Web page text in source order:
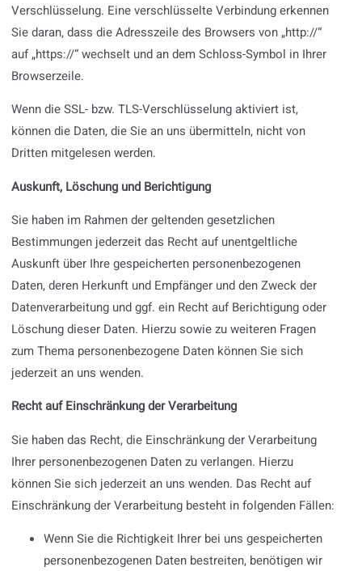
Verschlüsselung. Eine verschlüsselte Verbindung erkennen
Sie daran, dass die Adresszeile des Browsers von „http://“
auf „https://“ wechselt und an dem Schloss-Symbol in Ihrer
Browserzeile.
Wenn die SSL- bzw. TLS-Verschlüsselung aktiviert ist,
können die Daten, die Sie an uns übermitteln, nicht von
Dritten mitgelesen werden.
Auskunft, Löschung und Berichtigung
Sie haben im Rahmen der geltenden gesetzlichen
Bestimmungen jederzeit das Recht auf unentgeltliche
Auskunft über Ihre gespeicherten personenbezogenen
Daten, deren Herkunft und Empfänger und den Zweck der
Datenverarbeitung und ggf. ein Recht auf Berichtigung oder
Löschung dieser Daten. Hierzu sowie zu weiteren Fragen
zum Thema personenbezogene Daten können Sie sich
jederzeit an uns wenden.
Recht auf Einschränkung der Verarbeitung
Sie haben das Recht, die Einschränkung der Verarbeitung
Ihrer personenbezogenen Daten zu verlangen. Hierzu
können Sie sich jederzeit an uns wenden. Das Recht auf
Einschränkung der Verarbeitung besteht in folgenden Fällen:
Wenn Sie die Richtigkeit Ihrer bei uns gespeicherten
personenbezogenen Daten bestreiten, benötigen wir